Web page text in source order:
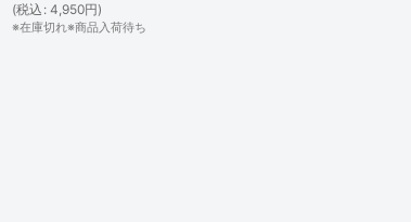
(税込 : 4,950円)
※在庫切れ※商品入荷待ち